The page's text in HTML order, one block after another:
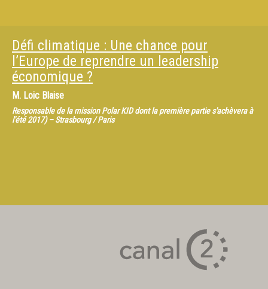
Défi climatique : Une chance pour
l’Europe de reprendre un leadership
économique ?
M. Loic Blaise
Responsable de la mission Polar KID dont la première partie s'achèvera à
l'été 2017) – Strasbourg / Paris